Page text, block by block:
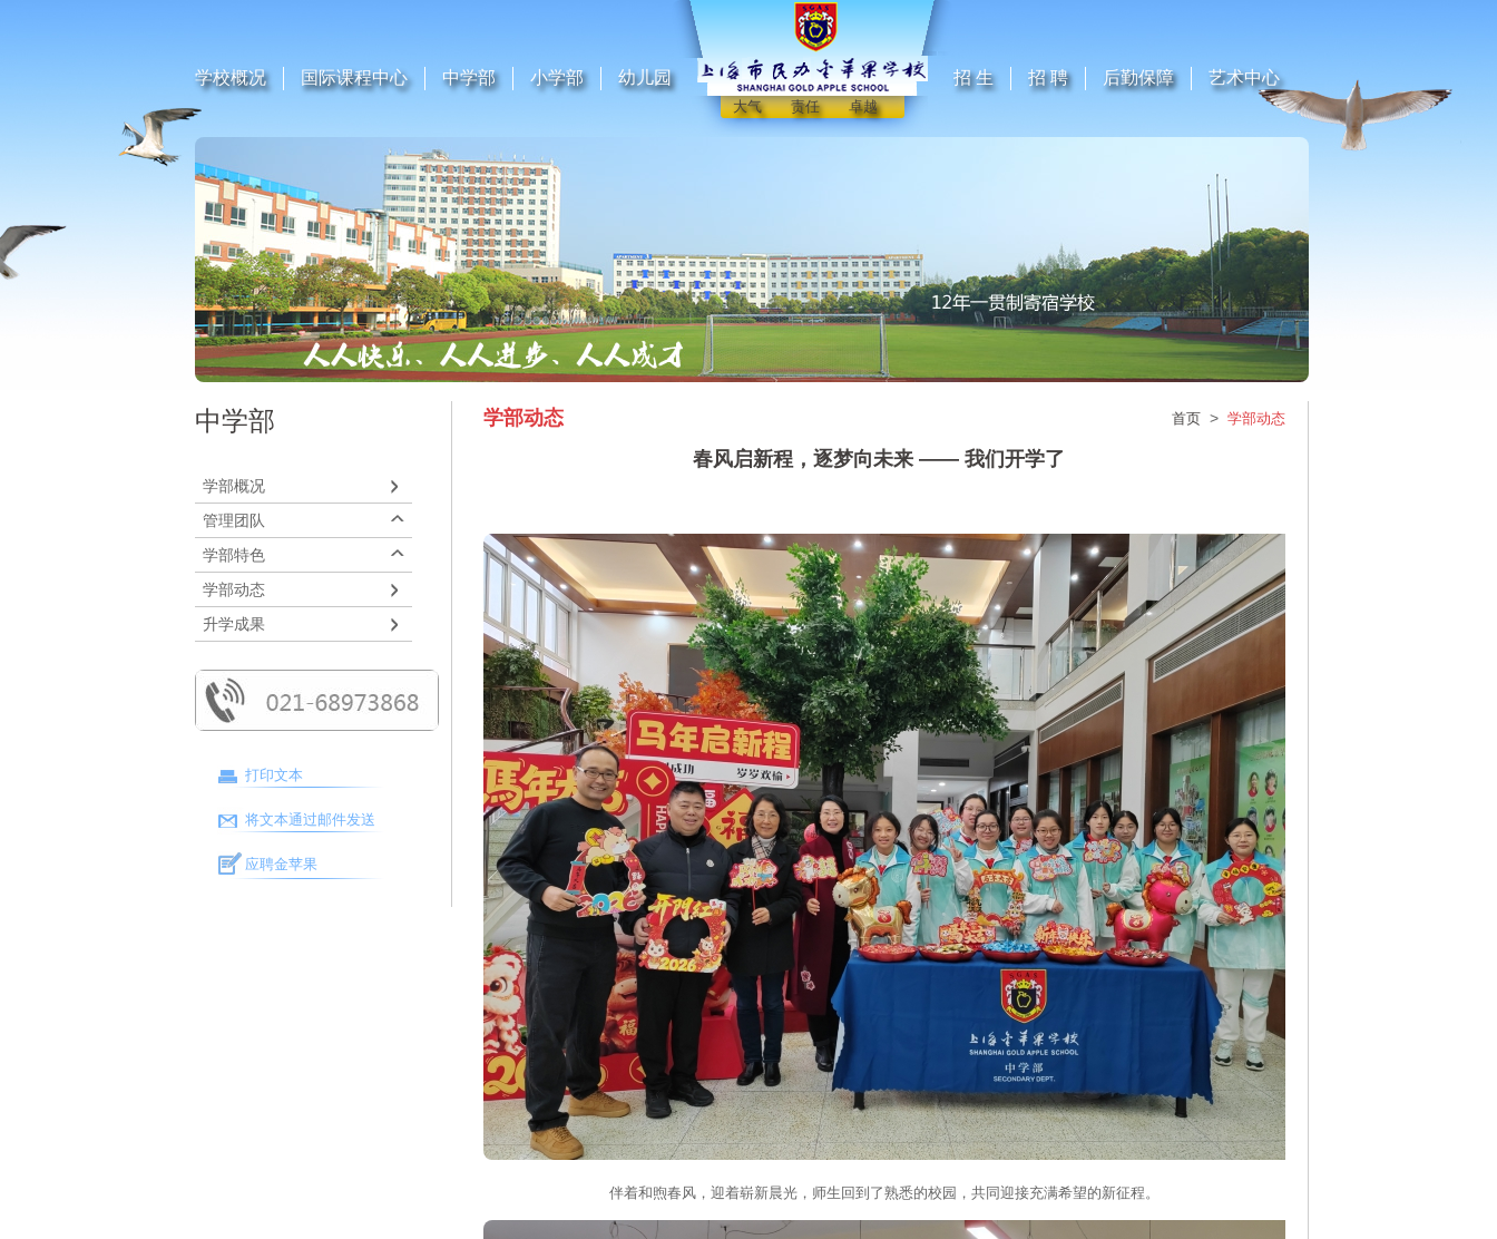
学校概况 国际课程中心 中学部 小学部 幼儿园
大气 责任 卓越
招 生 招 聘 后勤保障 艺术中心
中学部
学部概况
管理团队
学部特色
学部动态
升学成果
打印文本
将文本通过邮件发送
应聘金苹果
学部动态 首页 > 学部动态
春风启新程，逐梦向未来 —— 我们开学了
伴着和煦春风，迎着崭新晨光，师生回到了熟悉的校园，共同迎接充满希望的新征程。